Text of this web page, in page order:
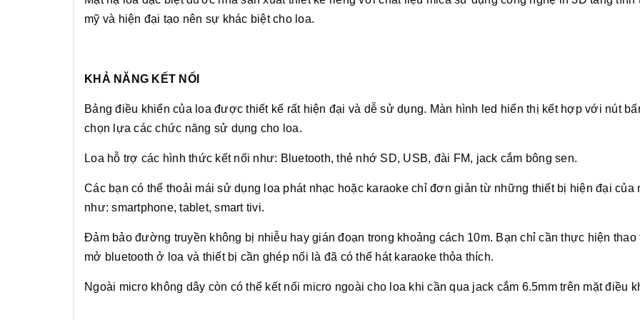
mỹ và hiện đại tạo nên sự khác biệt cho loa.
KHẢ NĂNG KẾT NỐI
Bảng điều khiển của loa được thiết kế rất hiện đại và dễ sử dụng. Màn hình led hiển thị kết hợp với nút
chọn lựa các chức năng sử dụng cho loa.
Loa hỗ trợ các hình thức kết nối như: Bluetooth, thẻ nhớ SD, USB, đài FM, jack cắm bông sen.
Các bạn có thể thoải mái sử dụng loa phát nhạc hoặc karaoke chỉ đơn giản từ những thiết bị hiện đại của
như: smartphone, tablet, smart tivi.
Đảm bảo đường truyền không bị nhiễu hay gián đoạn trong khoảng cách 10m. Bạn chỉ cần thực hiện thao
mở bluetooth ở loa và thiết bị cần ghép nối là đã có thể hát karaoke thỏa thích.
Ngoài micro không dây còn có thể kết nối micro ngoài cho loa khi cần qua jack cắm 6.5mm trên mặt điều